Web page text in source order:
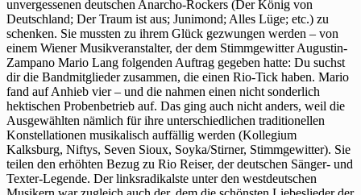
unvergessenen deutschen Anarcho-Rockers (Der König von
Deutschland; Der Traum ist aus; Junimond; Alles Lüge; etc.) zu
schenken. Sie mussten zu ihrem Glück gezwungen werden – von
einem Wiener Musikveranstalter, der dem Stimmgewitter Augustin-
Zampano Mario Lang folgenden Auftrag gegeben hatte: Du suchst
dir die Bandmitglieder zusammen, die einen Rio-Tick haben. Mario
fand auf Anhieb vier – und die nahmen einen nicht sonderlich
hektischen Probenbetrieb auf. Das ging auch nicht anders, weil die
Ausgewählten nämlich für ihre unterschiedlichen traditionellen
Konstellationen musikalisch auffällig werden (Kollegium
Kalksburg, Niftys, Seven Sioux, Soyka/Stirner, Stimmgewitter). Sie
teilen den erhöhten Bezug zu Rio Reiser, der deutschen Sänger- und
Texter-Legende. Der linksradikalste unter den westdeutschen